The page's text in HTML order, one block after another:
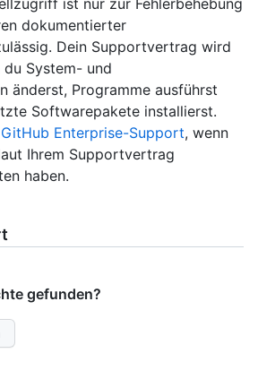
dokumentierter
Dein Supportvertrag wird
System- und
änderst, Programme ausführst
Softwarepakete installierst.
GitHub Enterprise-Support, wenn
Ihrem Supportvertrag
haben.
gefunden?